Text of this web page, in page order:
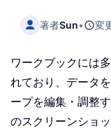
著者Sun• 変
ワークブックには
れており、データ
ープを編集・調整
のスクリーンショ